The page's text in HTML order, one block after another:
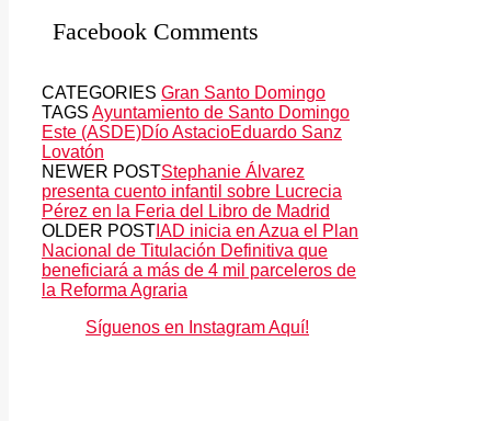
Facebook Comments
CATEGORIES Gran Santo Domingo
TAGS Ayuntamiento de Santo Domingo
Este (ASDE)Dío AstacioEduardo Sanz
Lovatón
NEWER POSTStephanie Álvarez
presenta cuento infantil sobre Lucrecia
Pérez en la Feria del Libro de Madrid
OLDER POST IAD inicia en Azua el Plan
Nacional de Titulación Definitiva que
beneficiará a más de 4 mil parceleros de
la Reforma Agraria
Síguenos en Instagram Aquí!